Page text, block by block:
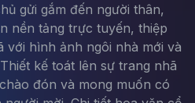
gửi gắm đến người thân,
nền tảng trực tuyến, thiệp
với hình ảnh ngôi nhà mới và
kế toát lên sự trang nhã
đón và mong muốn có